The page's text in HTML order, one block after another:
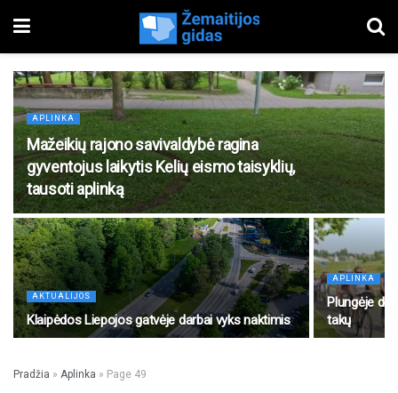
APLINKA
Mažeikių rajono savivaldybė ragina
gyventojus laikytis Kelių eismo taisyklių,
tausoti aplinką
AKTUALIJOS
Klaipėdos Liepojos gatvėje darbai vyks naktimis
APLINKA
Plungėje
takų
Pradžia » Aplinka » Page 49